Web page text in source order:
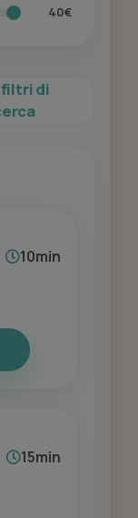
40€
di
10min
15min